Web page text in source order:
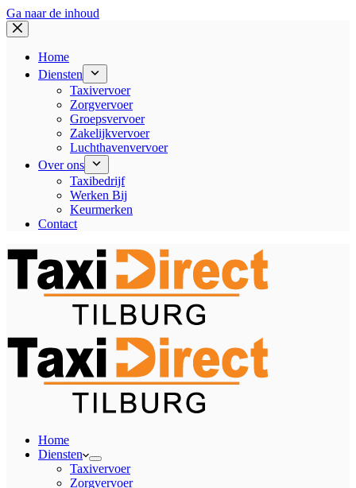
Ga naar de inhoud
Home
Diensten
Taxivervoer
Zorgvervoer
Groepsvervoer
Zakelijkvervoer
Luchthavenvervoer
Over ons
Taxibedrijf
Werken Bij
Keurmerken
Contact
Home
Diensten
Taxivervoer
Zorgvervoer